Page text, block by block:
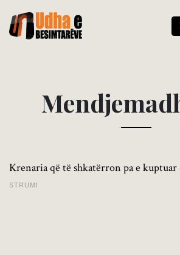
Mendjemad
Krenaria që të shkatërron pa e kuptuar
STRUMI